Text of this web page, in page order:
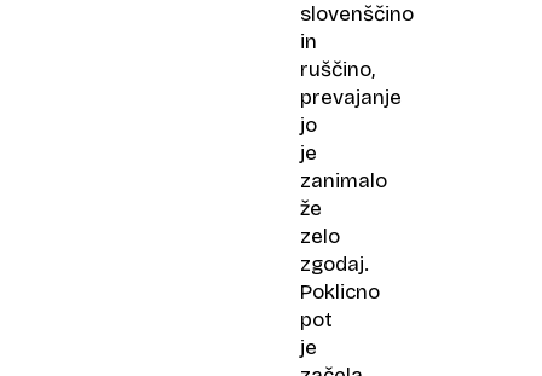
slovenščino
in
ruščino,
prevajanje
jo
je
zanimalo
že
zelo
zgodaj.
Poklicno
pot
je